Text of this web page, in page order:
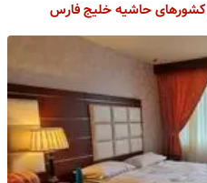
کشورهای حاشیه خلیج فارس